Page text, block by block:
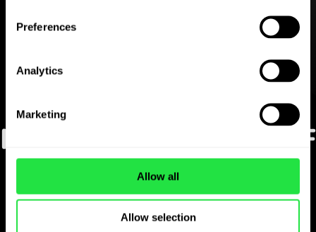
Preferences
Analytics
Marketing
Allow all
Allow selection
Kövesse nyomon a HUF
pénznem népszerű
valutapárjait